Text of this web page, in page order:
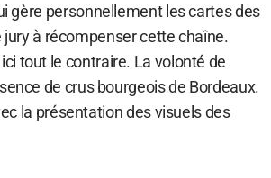
gère personnellement les cartes des
à récompenser cette chaîne.
tout le contraire. La volonté de
de crus bourgeois de Bordeaux.
la présentation des visuels des